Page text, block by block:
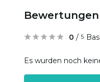
Bewertungen
0 / 5
Es wurden noch